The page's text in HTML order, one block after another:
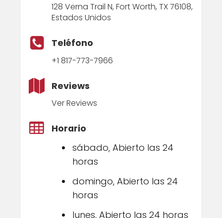
128 Verna Trail N, Fort Worth, TX 76108,
Estados Unidos
Teléfono
+1 817-773-7966
Reviews
Ver Reviews
Horario
sábado, Abierto las 24
horas
domingo, Abierto las 24
horas
lunes, Abierto las 24 horas